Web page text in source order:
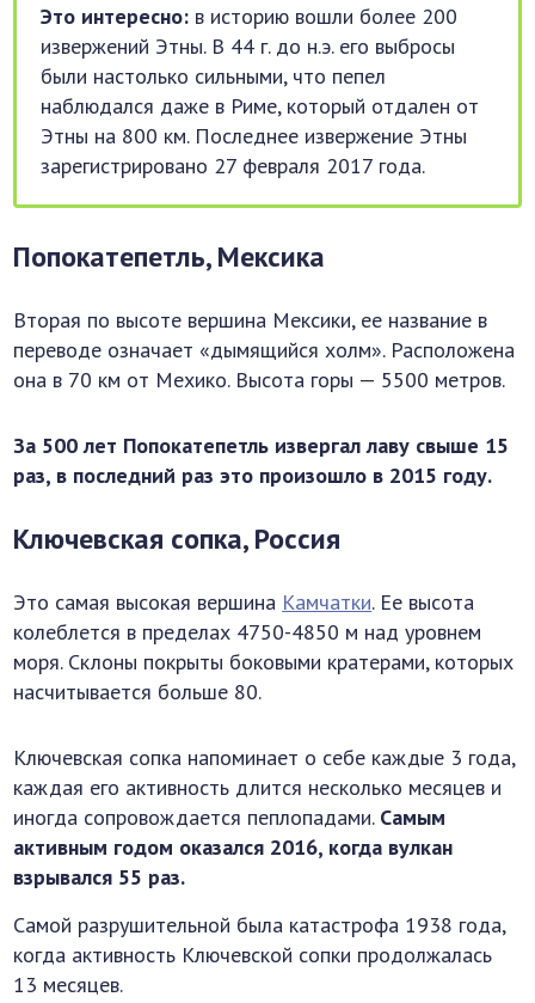
Это интересно: в историю вошли более 200
извержений Этны. В 44 г. до н.э. его выбросы
были настолько сильными, что пепел
наблюдался даже в Риме, который отдален от
Этны на 800 км. Последнее извержение Этны
зарегистрировано 27 февраля 2017 года.
Попокатепетль, Мексика
Вторая по высоте вершина Мексики, ее название в
переводе означает «дымящийся холм». Расположена
она в 70 км от Мехико. Высота горы — 5500 метров.
За 500 лет Попокатепетль извергал лаву свыше 15
раз, в последний раз это произошло в 2015 году.
Ключевская сопка, Россия
Это самая высокая вершина Камчатки. Ее высота
колеблется в пределах 4750-4850 м над уровнем
моря. Склоны покрыты боковыми кратерами, которых
насчитывается больше 80.
Ключевская сопка напоминает о себе каждые 3 года,
каждая его активность длится несколько месяцев и
иногда сопровождается пеплопадами. Самым
активным годом оказался 2016, когда вулкан
взрывался 55 раз.
Самой разрушительной была катастрофа 1938 года,
когда активность Ключевской сопки продолжалась
13 месяцев.